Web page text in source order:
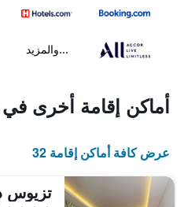
...والمزيد
أماكن إقامة أخرى في Vravrona
عرض كافة أماكن إقامة 32